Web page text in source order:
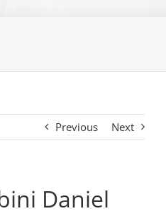
Previous Next
Daniel